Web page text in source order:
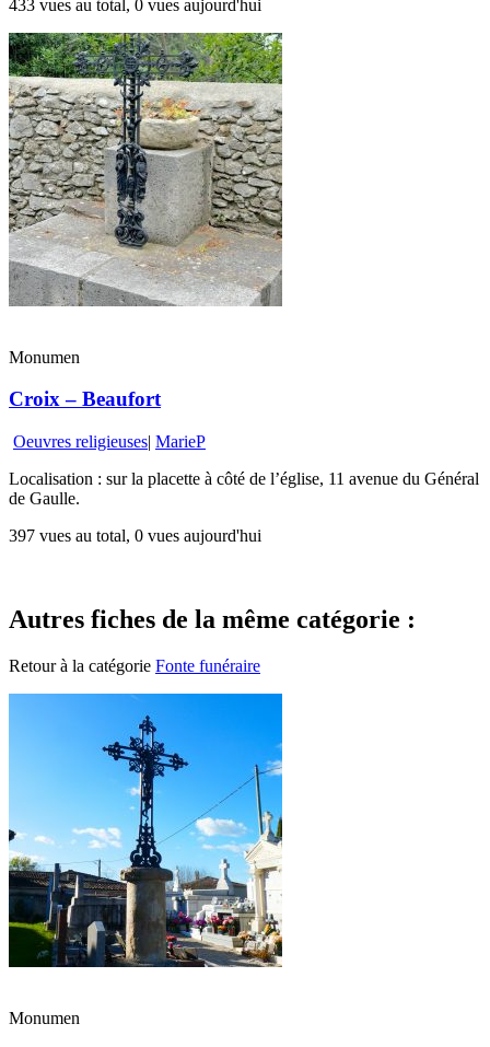
433 vues au total, 0 vues aujourd'hui
Monumen
Croix – Beaufort
Oeuvres religieuses| MarieP
Localisation : sur la placette à côté de l’église, 11 avenue du Général
de Gaulle.
397 vues au total, 0 vues aujourd'hui
Autres fiches de la même catégorie :
Retour à la catégorie Fonte funéraire
Monumen